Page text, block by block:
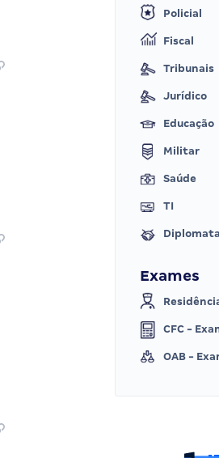
Policial
Fiscal
Tribunais
Jurídico
Educação
Militar
Saúde
TI
Diplomata
Exames
CFC -
OAB -